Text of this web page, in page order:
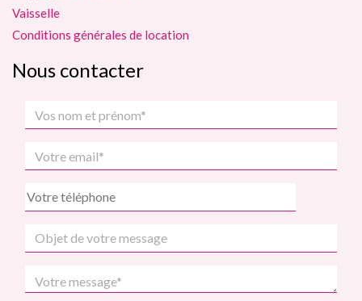
Vaisselle
Conditions générales de location
Nous contacter